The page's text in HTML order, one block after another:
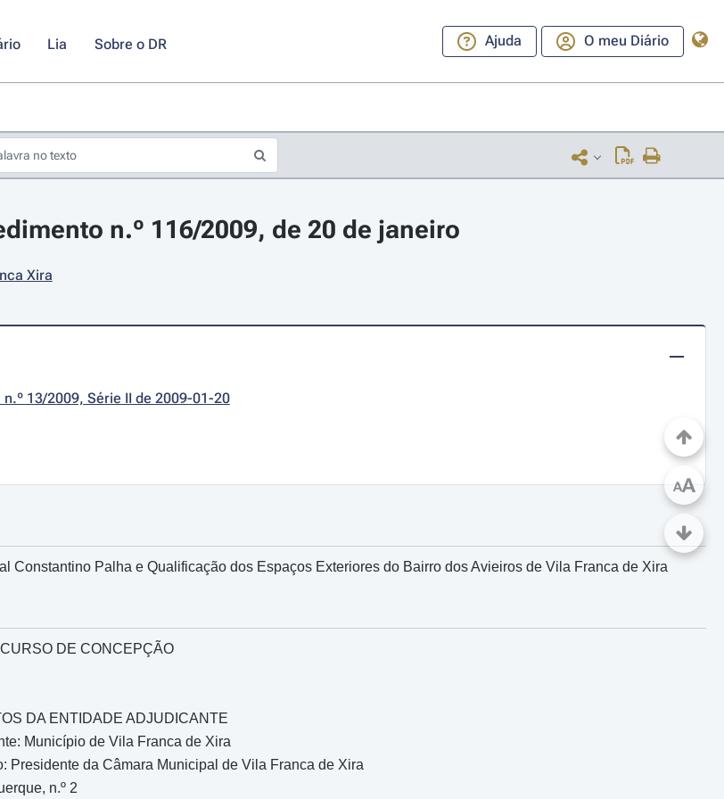
Lia Sobre o DR Ajuda O meu Diário
n.º 116/2009, de 20 de janeiro
Xira
13/2009, Série II de 2009-01-20
Constantino Palha e Qualificação dos Espaços Exteriores do Bairro dos Avieiros de Vila Franca de Xira
DE CONCEPÇÃO
DA ENTIDADE ADJUDICANTE
Município de Vila Franca de Xira
Presidente da Câmara Municipal de Vila Franca de Xira
n.º 2
AA